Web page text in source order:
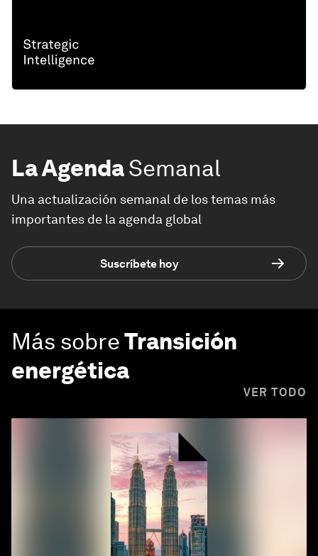
La AgendaSemanal
Una actualización semanal de los temas más
importantes de la agenda global
Suscríbete hoy
Más sobreTransición
energética
VER TODO